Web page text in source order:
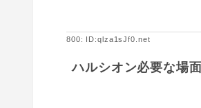
800: ID:qlza1sJf0.net
ハルシオン必要な場